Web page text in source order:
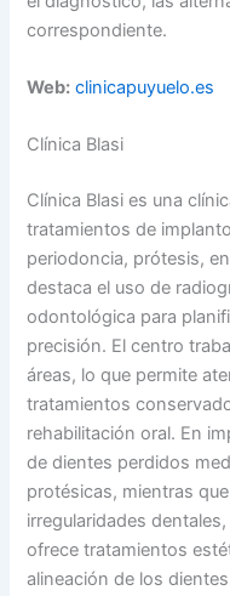
correspondiente.
Web: clinicapuyuelo.es
Clínica Blasi
Clínica Blasi es una
tratamientos de
periodoncia, prótesis,
destaca el uso de
odontológica para
precisión. El centro
áreas, lo que permite
tratamientos
rehabilitación oral. En
de dientes perdidos
protésicas, mientras
irregularidades
ofrece tratamientos
alineación de los